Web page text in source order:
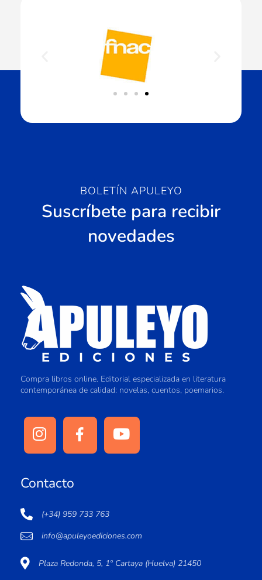
BOLETÍN APULEYO
Suscríbete para recibir
novedades
Compra libros online. Editorial especializada en literatura
contemporánea de calidad: novelas, cuentos, poemarios.
Contacto
(+34) 959 733 763
info@apuleyoediciones.com
Plaza Redonda, 5, 1º Cartaya (Huelva) 21450